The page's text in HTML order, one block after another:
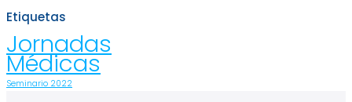
Etiquetas
Jornadas
Médicas
Seminario 2022